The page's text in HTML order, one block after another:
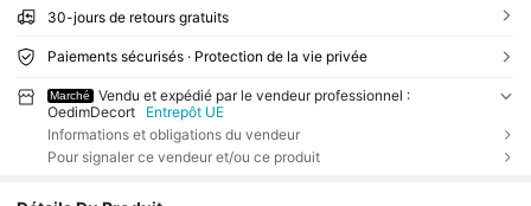
30-jours de retours gratuits
Paiements sécurisés · Protection de la vie privée
Marché
Vendu et expédié par le vendeur professionnel :
OedimDecort
Entrepôt UE
Informations et obligations du vendeur
Pour signaler ce vendeur et/ou ce produit